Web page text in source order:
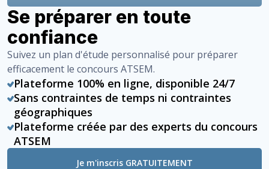
Se préparer en toute
confiance
Suivez un plan d'étude personnalisé pour préparer
efficacement le concours ATSEM.
Plateforme 100% en ligne, disponible 24/7
Sans contraintes de temps ni contraintes
géographiques
Plateforme créée par des experts du concours
ATSEM
Je m'inscris GRATUITEMENT